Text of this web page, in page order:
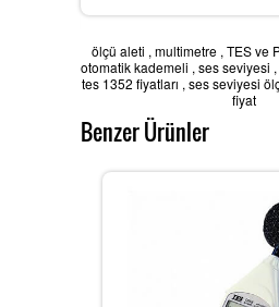
LAN Kablometre
Batarya Kapasite Ölçer
ölçü aleti , multimetre, TES ve
otomatik kademeli , ses seviyesi ,
tes 1352 fiyatları , ses seviyesi
fiyat
Benzer Ürünler